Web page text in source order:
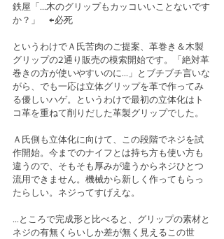
鉄屋「…木のグリップもカッコいいことないです
か？」　←必死
というわけでＡ氏苦肉のご提案、革巻き＆木製
グリップの2通り販売の模索開始です。「絶対革
巻きの方が使いやすいのに…」とブチブチ言いな
がら、でも一応は立体グリップを革で作ってみ
る優しいハゲ。というわけで最初の立体化はト
コ革を重ねて削りだした革製グリップでした。
Ａ氏側も立体化に向けて、この段階でネジを試
作開始。今までのナイフとは持ち方も使い方も
違うので、そもそも厚みが違うからネジひとつ
流用できません。機械から新しく作ってもらっ
たらしい。ネジってすげえな。
…ところで完成形と比べると、グリップの素材と
ネジの有無くらいしか差が無く見えるこの世